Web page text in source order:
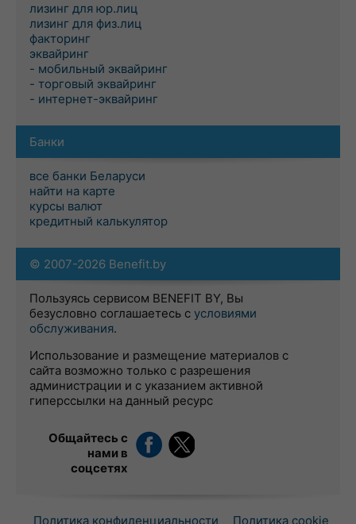
лизинг для юр.лиц
лизинг для физ.лиц
факторинг
эквайринг
- мобильный эквайринг
- торговый эквайринг
- интернет-эквайринг
Банки
все банки Беларуси
найти на карте
курсы валют
кредитный калькулятор
© 2007-2026 Benefit.by
Пользуясь сервисом BENEFIT BY, Вы
безусловно соглашаетесь с условиями
обслуживания.
Использование и размещение материалов с
сайта возможно только с разрешения
администрации и с указанием активной
гиперссылки на данный ресурс
Общайтесь с
нами в
соцсетях
Политика конфиденциальности Политика cookie